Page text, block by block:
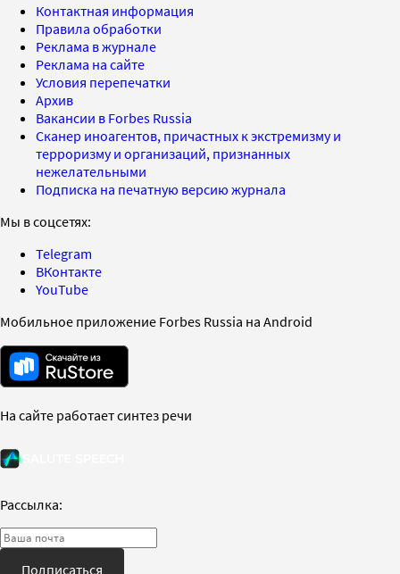
Контактная информация
Правила обработки
Реклама в журнале
Реклама на сайте
Условия перепечатки
Архив
Вакансии в Forbes Russia
Сканер иноагентов, причастных к экстремизму и
терроризму и организаций, признанных
нежелательными
Подписка на печатную версию журнала
Мы в соцсетях:
Telegram
ВКонтакте
YouTube
Мобильное приложение Forbes Russia на Android
На сайте работает синтез речи
Рассылка:
Подписаться